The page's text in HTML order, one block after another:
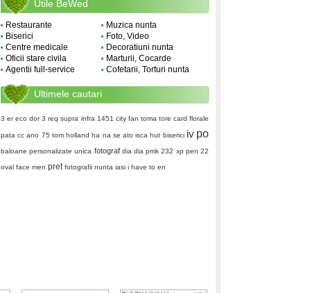
Utile BeWed
Restaurante
Biserici
Centre medicale
Oficii stare civila
Agentii full-service
Muzica nunta
Foto, Video
Decoratiuni nunta
Marturii, Cocarde
Cofetarii, Torturi nunta
Ultimele cautari
3 er eco dor 3 req supra infra 1451 city fan toma tore card florale
pata cc ano 75 tom holland ha na se ato isca hut biserici iv po
baloane personalizate unica fotograf dia dia pmk 232 xp pen 22
oval face men pret fotografii nunta iasi i have to en